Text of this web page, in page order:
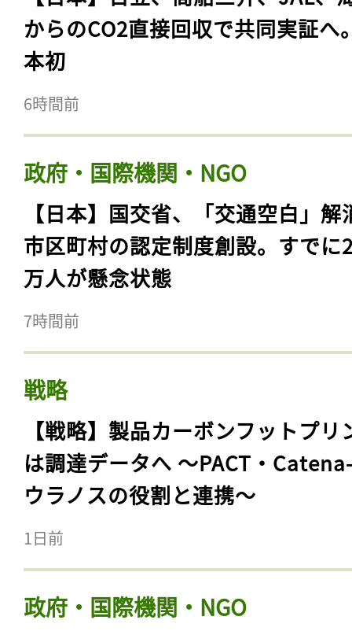
からのCO2直接回収で共同実証へ
本初
6時間前
政府・国際機関・NGO
【日本】国交省、「交通空白」解
市区町村の認定制度創設。すでに
万人が懸念状態
7時間前
戦略
【戦略】製品カーボンフットプリ
は調達データへ 〜PACT・
ウラノスの役割と連携〜
1日前
政府・国際機関・NGO